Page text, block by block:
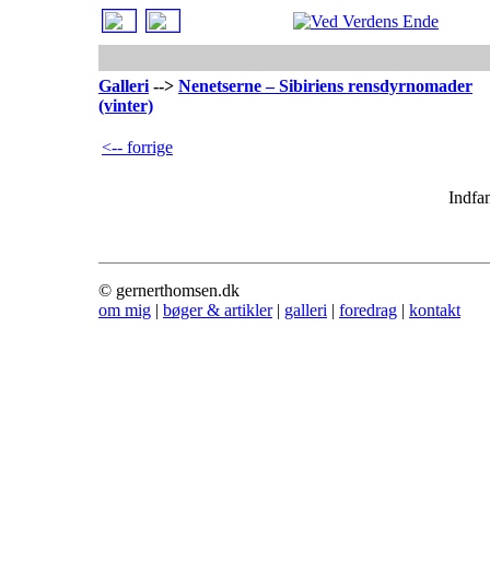
Galleri --> Nenetserne – Sibiriens rensdyrnomader
(vinter)
<-- forrige
© gernerthomsen.dk
om mig | bøger & artikler| galleri | foredrag | kontakt